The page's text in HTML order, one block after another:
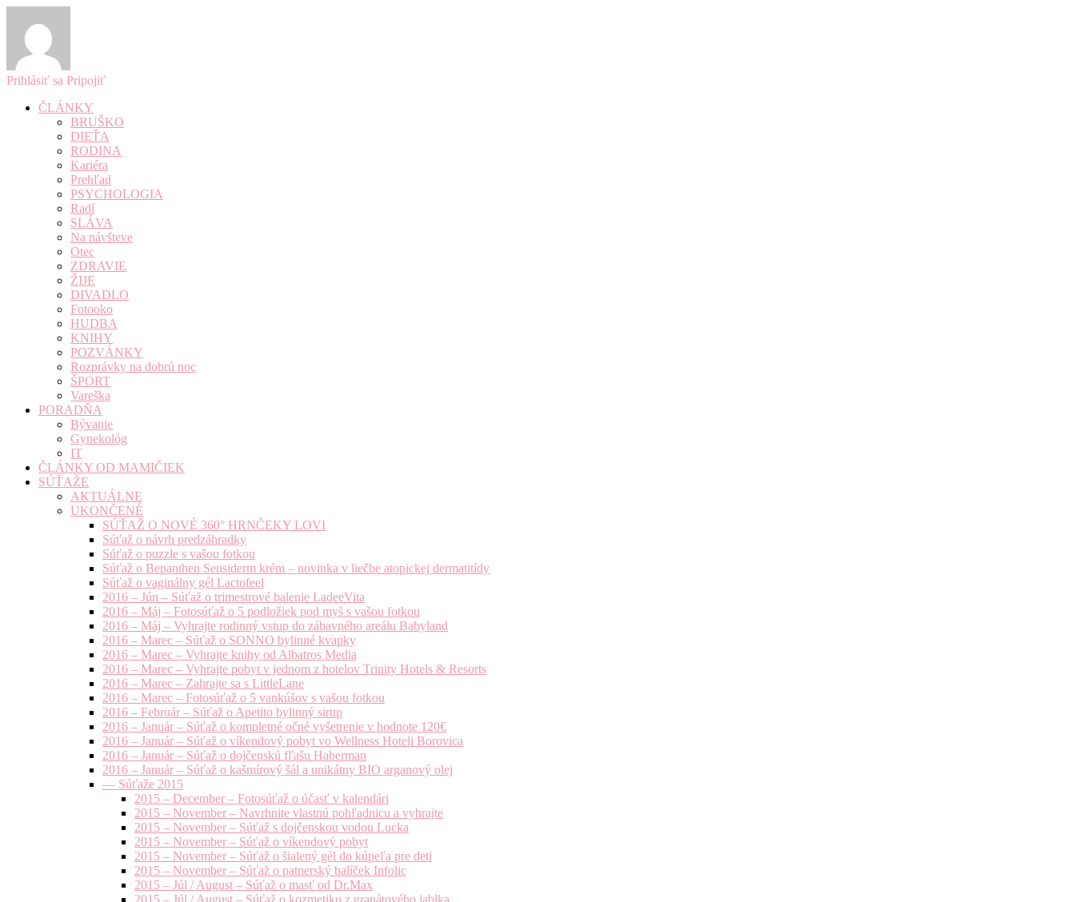
Prihlásiť sa Pripojiť
ČLÁNKY
BRUŠKO
DIEŤA
RODINA
Kariéra
Prehľad
PSYCHOLOGIA
Radí
SLÁVA
Na návšteve
Otec
ZDRAVIE
ŽIJE
DIVADLO
Fotooko
HUDBA
KNIHY
POZVÁNKY
Rozprávky na dobrú noc
ŠPORT
Vareška
PORADŇA
Bývanie
Gynekológ
IT
ČLÁNKY OD MAMIČIEK
SÚŤAŽE
AKTUÁLNE
UKONČENÉ
SÚŤAŽ O NOVÉ 360° HRNČEKY LOVI
Súťaž o návrh predzáhradky
Súťaž o puzzle s vašou fotkou
Súťaž o Bepanthen Sensiderm krém – novinka v liečbe atopickej dermatitídy
Súťaž o vaginálny gél Lactofeel
2016 – Jún – Súťaž o trimestrové balenie LadeeVita
2016 – Máj – Fotosúťaž o 5 podložiek pod myš s vašou fotkou
2016 – Máj – Vyhrajte rodinný vstup do zábavného areálu Babyland
2016 – Marec – Súťaž o SONNO bylinné kvapky
2016 – Marec – Vyhrajte knihy od Albatros Media
2016 – Marec – Vyhrajte pobyt v jednom z hotelov Trinity Hotels & Resorts
2016 – Marec – Zahrajte sa s LittleLane
2016 – Marec – Fotosúťaž o 5 vankúšov s vašou fotkou
2016 – Február – Súťaž o Apetito bylinný sirup
2016 – Január – Súťaž o kompletné očné vyšetrenie v hodnote 120€
2016 – Január – Súťaž o víkendový pobyt vo Wellness Hoteli Borovica
2016 – Január – Súťaž o dojčenskú fľašu Haberman
2016 – Január – Súťaž o kašmírový šál a unikátny BIO arganový olej
— Súťaže 2015
2015 – December – Fotosúťaž o účasť v kalendári
2015 – November – Navrhnite vlastnú pohľadnicu a vyhrajte
2015 – November – Súťaž s dojčenskou vodou Lucka
2015 – November – Súťaž o víkendový pobyt
2015 – November – Súťaž o šialený gél do kúpeľa pre deti
2015 – November – Súťaž o patnerský balíček Infolic
2015 – Júl / August – Súťaž o masť od Dr.Max
2015 – Júl / August – Súťaž o kozmetiku z granátového jablka